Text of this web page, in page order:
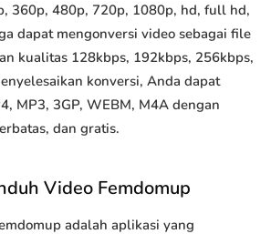
360p, 480p, 720p, 1080p, hd, full hd,
dapat mengonversi video sebagai file
kualitas 128kbps, 192kbps, 256kbps,
konversi, Anda dapat
MP3, 3GP, WEBM, M4A dengan
dan gratis.
Video Femdomup
adalah aplikasi yang